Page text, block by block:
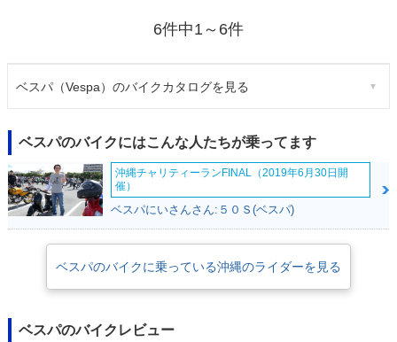
6件中1～6件
ベスパ（Vespa）のバイクカタログを見る
ベスパのバイクにはこんな人たちが乗ってます
沖縄チャリティーランFINAL（2019年6月30日開
催）
ベスパにいさんさん:５０Ｓ(ベスパ)
ベスパのバイクに乗っている沖縄のライダーを見る
ベスパのバイクレビュー